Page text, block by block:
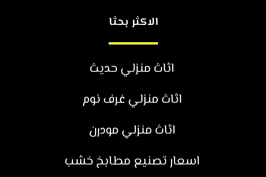
الاكثر بحثا
اثاث منزلي حديث
اثاث منزلي غرف نوم
اثاث منزلي مودرن
اسعار تصنيع مطابخ خشب